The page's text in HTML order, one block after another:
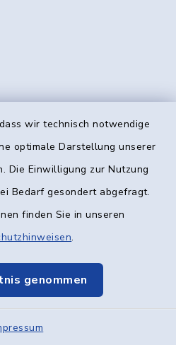
wir technisch notwendige
optimale Darstellung unserer
Die Einwilligung zur Nutzung
Bedarf gesondert abgefragt.
finden Sie in unseren
.
genommen
Kommunikation